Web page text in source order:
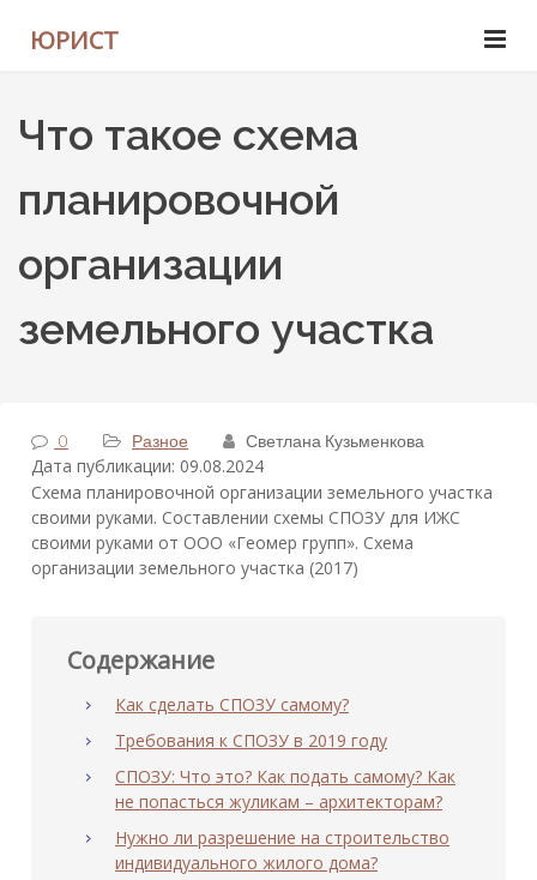
ЮРИСТ
Что такое схема
планировочной
организации
земельного участка
0 Разное Светлана Кузьменкова
Дата публикации: 09.08.2024
Схема планировочной организации земельного участка
своими руками. Составлении схемы СПОЗУ для ИЖС
своими руками от ООО «Геомер групп». Схема
организации земельного участка (2017)
Содержание
Как сделать СПОЗУ самому?
Требования к СПОЗУ в 2019 году
СПОЗУ: Что это? Как подать самому? Как
не попасться жуликам – архитекторам?
Нужно ли разрешение на строительство
индивидуального жилого дома?